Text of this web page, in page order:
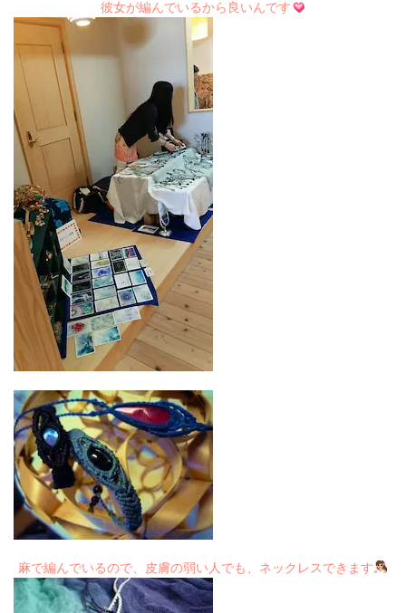
彼女が編んでいるから良いんです
麻で編んでいるので、皮膚の弱い人でも、ネックレスできます